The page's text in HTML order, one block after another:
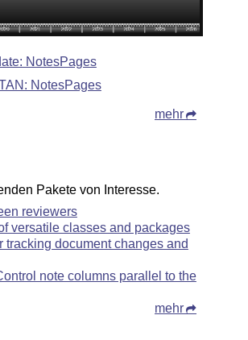
NotesPages
NotesPages
mehr
Pakete von Interesse.
reviewers
versatile classes and packages
tracking document changes and
note columns parallel to the
mehr